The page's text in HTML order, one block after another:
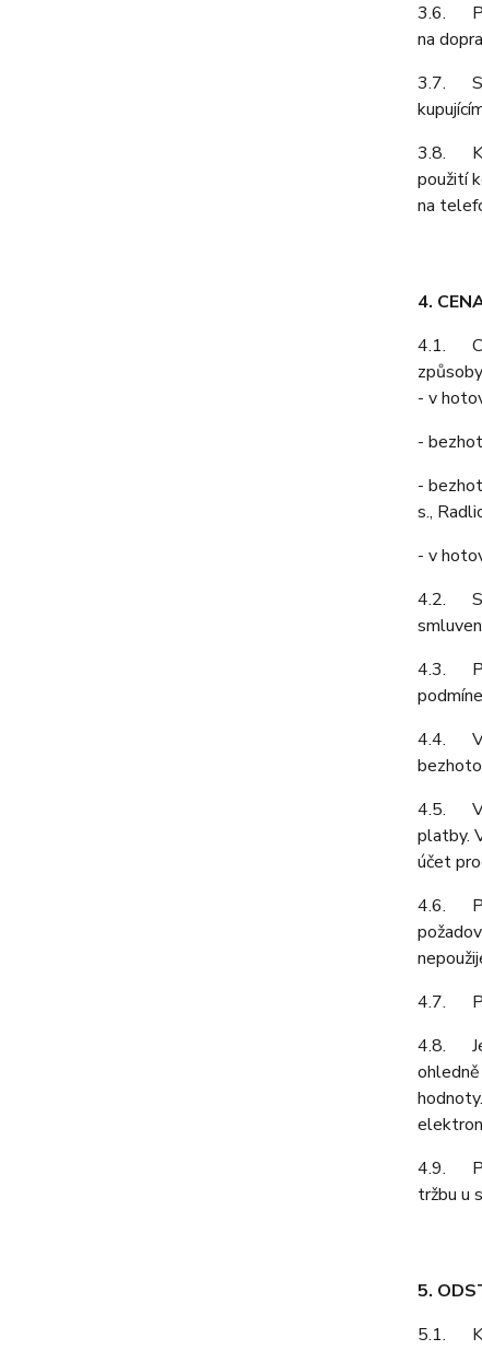
3.6.
na
3.7.
3.8.
použití
na
4.
4.1.
- v
-
-
s.,
- v
4.2.
4.3.
4.4. V
4.5. V
platby.
účet
4.6.
4.7.
4.8. Je-
4.9.
tržbu u
5.
5.1.